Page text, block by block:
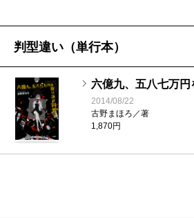
判型違い（単行本）
六億九、五八七万
2014/08/22
古野まほろ／著
1,870円